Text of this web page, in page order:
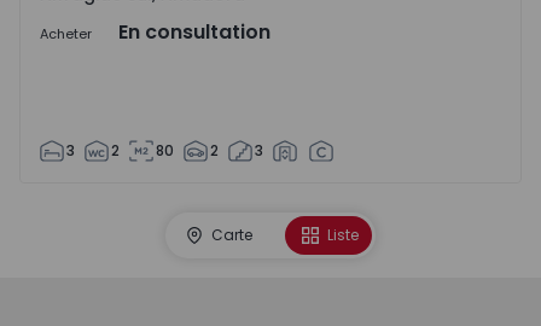
Acheter En consultation
3 2 80 2 3
Carte Liste